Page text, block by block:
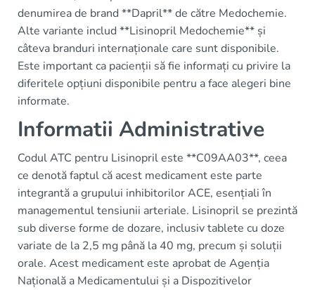
denumirea de brand **Dapril** de către Medochemie.
Alte variante includ **Lisinopril Medochemie** și
câteva branduri internaționale care sunt disponibile.
Este important ca pacienții să fie informați cu privire la
diferitele opțiuni disponibile pentru a face alegeri bine
informate.
Informatii Administrative
Codul ATC pentru Lisinopril este **C09AA03**, ceea
ce denotă faptul că acest medicament este parte
integrantă a grupului inhibitorilor ACE, esențiali în
managementul tensiunii arteriale. Lisinopril se prezintă
sub diverse forme de dozare, inclusiv tablete cu doze
variate de la 2,5 mg până la 40 mg, precum și soluții
orale. Acest medicament este aprobat de Agenția
Națională a Medicamentului și a Dispozitivelor